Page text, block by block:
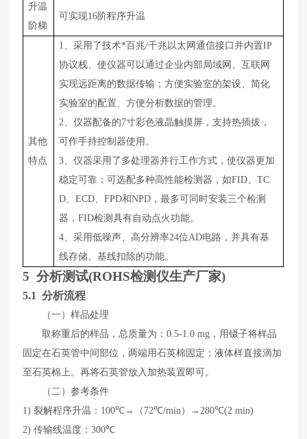
升温
阶梯
可实现16阶程序升温
其他
特点
1、采用了技术*百兆/千兆以太网通信接口并内置IP
协议栈、使仪器可以通过企业内部局域网、互联网
实现远距离的数据传输；方便实验室的架设、简化
实验室的配置、方便分析数据的管理。
2、仪器配备的7寸彩色液晶触摸屏，支持热插拔，
可作手持控制器使用。
3、仪器采用了多处理器并行工作方式，使仪器更加
稳定可靠；可选配多种高性能检测器，如FID、TC
D、ECD、FPD和NPD，最多可同时安装三个检测
器，FID检测具有自动点火功能。
4、采用低噪声、高分辨率24位AD电路，并具有基
线存储、基线扣除的功能。
5分析测试(ROHS检测仪生产厂家)
5.1 分析流程
（一）样品处理
取称重后的样品，总质量为：0.5-1.0 mg ，用镊子将样品
固定在石英管中间部位，两端用石英棉固定；液体样直接滴加
至石英棉上。再将石英管放入加热装置即可。
（二）参考条件
1) 裂解程序升温： 100℃→（ 72℃/min ）→ 280℃(2 min)
2)传输线温度：300℃